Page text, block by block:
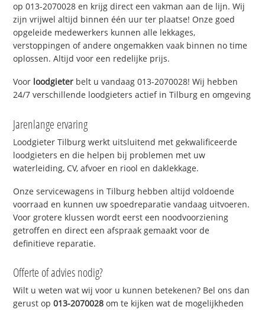
op 013-2070028 en krijg direct een vakman aan de lijn. Wij
zijn vrijwel altijd binnen één uur ter plaatse! Onze goed
opgeleide medewerkers kunnen alle lekkages,
verstoppingen of andere ongemakken vaak binnen no time
oplossen. Altijd voor een redelijke prijs.
Voor loodgieter belt u vandaag 013-2070028! Wij hebben
24/7 verschillende loodgieters actief in Tilburg en omgeving
Jarenlange ervaring
Loodgieter Tilburg werkt uitsluitend met gekwalificeerde
loodgieters en die helpen bij problemen met uw
waterleiding, CV, afvoer en riool en daklekkage.
Onze servicewagens in Tilburg hebben altijd voldoende
voorraad en kunnen uw spoedreparatie vandaag uitvoeren.
Voor grotere klussen wordt eerst een noodvoorziening
getroffen en direct een afspraak gemaakt voor de
definitieve reparatie.
Offerte of advies nodig?
Wilt u weten wat wij voor u kunnen betekenen? Bel ons dan
gerust op013-2070028 om te kijken wat de mogelijkheden